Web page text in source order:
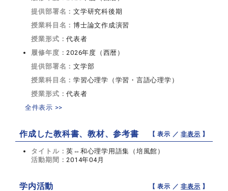
提供部署名：文学研究科後期
授業科目名：博士論文作成演習
授業形式：代表者
履修年度：2026年度（西暦）
提供部署名：文学部
授業科目名：学習心理学（学習・言語心理学）
授業形式：代表者
全件表示 >>
作成した教科書、教材、参考書 【 表示 ／非表示 】
タイトル：英⇔和心理学用語集（培風館）
活動期間：2014年04月
学内活動 【 表示 ／非表示 】